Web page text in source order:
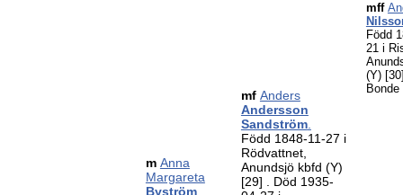
m Anna
Margareta
Byström
mf Anders
Andersson
Sandström.
Född 1848-11-27 i
Rödvattnet,
Anundsjö kbfd (Y)
[29]
. Död 1935-
mff
Född
21 i
(Y)
Bonde